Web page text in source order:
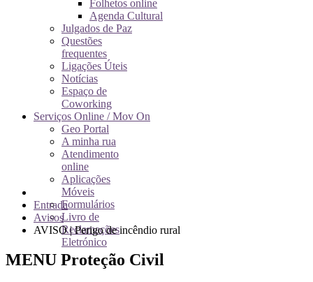
Folhetos online
Agenda Cultural
Julgados de Paz
Questões
frequentes
Ligações Úteis
Notícias
Espaço de
Coworking
Serviços Online / Mov On
Geo Portal
A minha rua
Atendimento
online
Aplicações
Móveis
Formulários
Livro de
Reclamações
Eletrónico
Entrada
Avisos
AVISO | Perigo de incêndio rural
MENU Proteção Civil